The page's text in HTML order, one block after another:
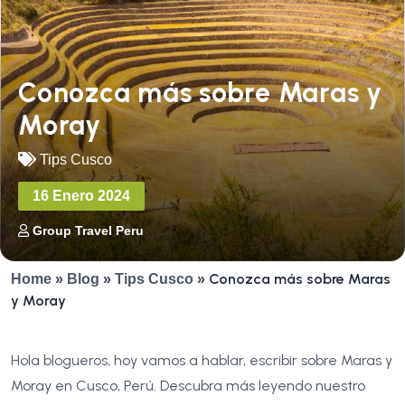
Conozca más sobre Maras y
Moray
Tips Cusco
16 Enero 2024
Group Travel Peru
Home » Blog » Tips Cusco » Conozca más sobre Maras
y Moray
Hola blogueros, hoy vamos a hablar, escribir sobre Maras y
Moray en Cusco, Perú. Descubra más leyendo nuestro